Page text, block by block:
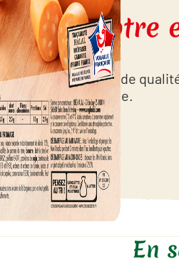
notre
Une recette de
la charcuterie.
En